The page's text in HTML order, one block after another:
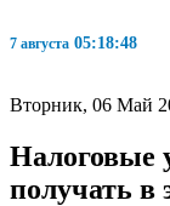
7 августа 05:18:49
Вторник, 06 Май
Налоговые
получать в